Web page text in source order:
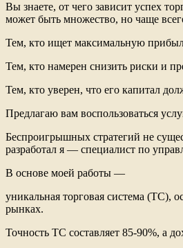
Вы знаете, от чего зависит успех
может быть множество, но чаще
Тем, кто ищет максимальную
Тем, кто намерен снизить риски и
Тем, кто уверен, что его капитал
Предлагаю вам воспользоваться
Беспроигрышных стратегий не
разработал я — специалист по
В основе моей работы —
уникальная торговая система (ТС),
рынках.
Точность ТС составляет 85-90%, а